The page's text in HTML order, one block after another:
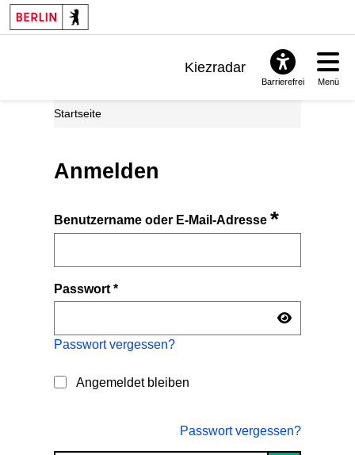
Kiezradar
Barrierefrei Menü
Startseite
Anmelden
Benutzername oder E-Mail-Adresse*
Passwort*
Passwort vergessen?
Angemeldet bleiben
Passwort vergessen?